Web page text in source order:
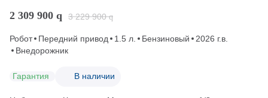
2 309 900 q 3 229 900 q
Робот Передний привод 1.5 л. Бензиновый
2026 г.в.
Внедорожник
Гарантия В наличии